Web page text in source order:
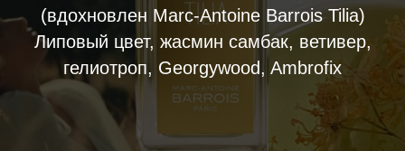
(вдохновлен Marc-Antoine Barrois Tilia)
Липовый цвет, жасмин самбак, ветивер,
гелиотроп, Georgywood, Ambrofix